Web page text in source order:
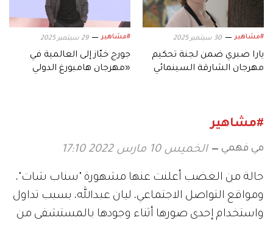
#مشاهير 30 سبتمبر 2025
يارا صبري ضمن لجنة تحكيم
مهرجان الشارقة السينمائي
#مشاهير 29 سبتمبر 2025
جورج خبّاز إلى العالمية في
«مهرجان هامبورغ الدولي
#مشاهير
مي فهمي الخميس 10 مارس 2022 17:10
حالة من الغضب أعلنت عنها مشهورة "سناب شات"،
ومواقع التواصل الاجتماعي، ليان عبدالله، بسبب تداول
واستخدام إحدى صورها أثناء وجودها بالمستشفى من